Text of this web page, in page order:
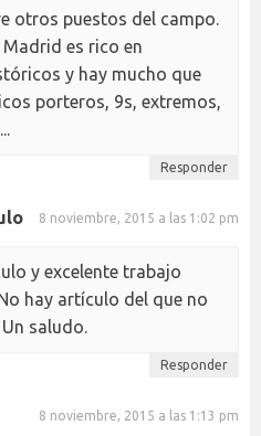
otros puestos del campo.
es rico en
y hay mucho que
porteros, 9s, extremos,
Responder
8 noviembre, 2015 a las 1:02 pm
y excelente trabajo
hay artículo del que no
saludo.
Responder
8 noviembre, 2015 a las 1:13 pm